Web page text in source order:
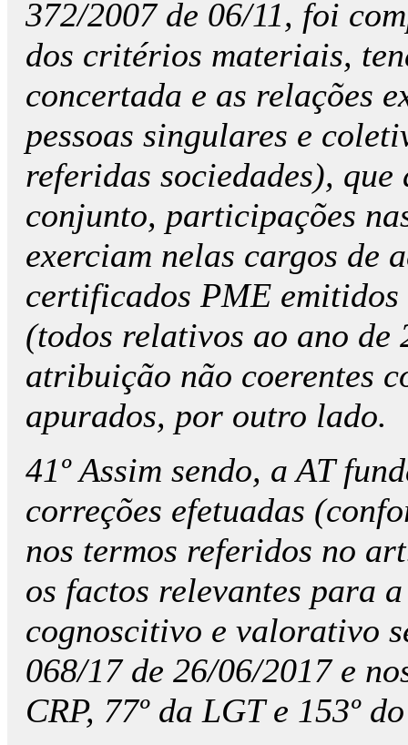
372/2007 de 06/11, foi
dos critérios materiais,
concertada e as relações
pessoas singulares e
referidas sociedades),
conjunto, participações
exerciam nelas cargos de
certificados PME
(todos relativos ao ano de
atribuição não coerentes
apurados, por outro lado.
41º Assim sendo, a AT
correções efetuadas
nos termos referidos no
os factos relevantes para
cognoscitivo e valorativo
068/17 de 26/06/2017 e
CRP, 77º da LGT e 153º